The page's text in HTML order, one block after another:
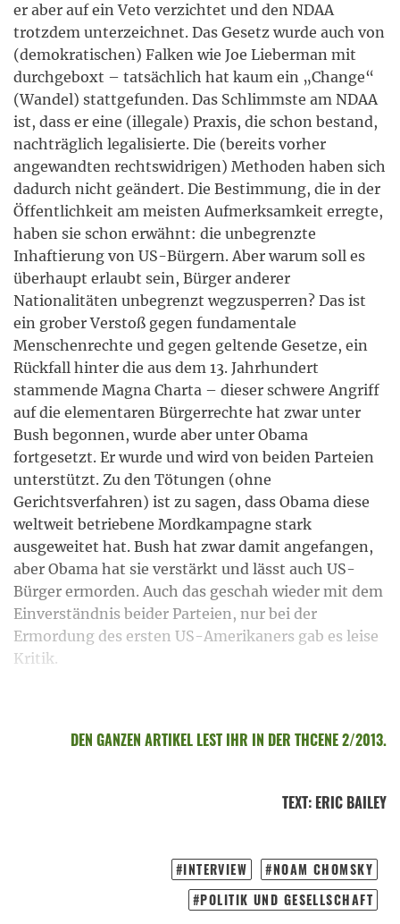
er aber auf ein Veto verzichtet und den NDAA
trotzdem unterzeichnet. Das Gesetz wurde auch von
(demokratischen) Falken wie Joe Lieberman mit
durchgeboxt – tatsächlich hat kaum ein „Change“
(Wandel) stattgefunden. Das Schlimmste am NDAA
ist, dass er eine (illegale) Praxis, die schon bestand,
nachträglich legalisierte. Die (bereits vorher
angewandten rechtswidrigen) Methoden haben sich
dadurch nicht geändert. Die Bestimmung, die in der
Öffentlichkeit am meisten Aufmerksamkeit erregte,
haben sie schon erwähnt: die unbegrenzte
Inhaftierung von US-Bürgern. Aber warum soll es
überhaupt erlaubt sein, Bürger anderer
Nationalitäten unbegrenzt wegzusperren? Das ist
ein grober Verstoß gegen fundamentale
Menschenrechte und gegen geltende Gesetze, ein
Rückfall hinter die aus dem 13. Jahrhundert
stammende Magna Charta – dieser schwere Angriff
auf die elementaren Bürgerrechte hat zwar unter
Bush begonnen, wurde aber unter Obama
fortgesetzt. Er wurde und wird von beiden Parteien
unterstützt. Zu den Tötungen (ohne
Gerichtsverfahren) ist zu sagen, dass Obama diese
weltweit betriebene Mordkampagne stark
ausgeweitet hat. Bush hat zwar damit angefangen,
aber Obama hat sie verstärkt und lässt auch US-
Bürger ermorden. Auch das geschah wieder mit dem
Einverständnis beider Parteien, nur bei der
Ermordung des ersten US-Amerikaners gab es leise
Kritik.
DEN GANZEN ARTIKEL LEST IHR IN DER THCENE 2/2013.
TEXT: ERIC BAILEY
INTERVIEW
NOAM CHOMSKY
POLITIK UND GESELLSCHAFT